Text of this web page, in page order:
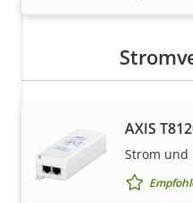
AXIS
Strom und
Partner werden
Sind Sie